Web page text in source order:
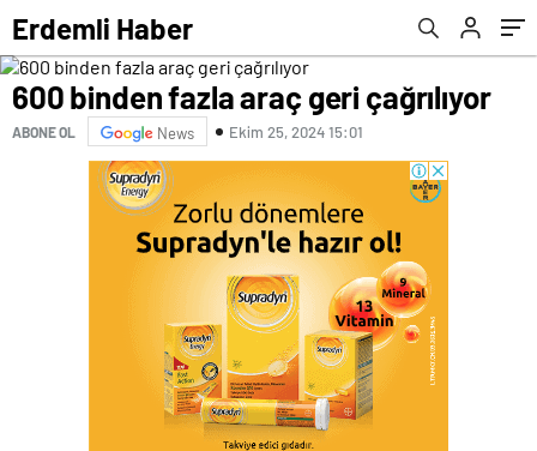
Erdemli Haber
600 binden fazla araç geri çağrılıyor
ABONE OL News Ekim 25, 2024 15:01